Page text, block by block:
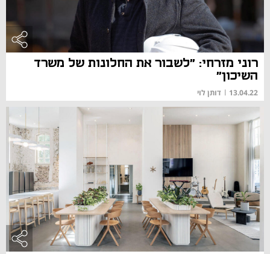
רוני מזרחי: "לשבור את החלונות של משרד
השיכון"
13.04.22
| דותן לוי